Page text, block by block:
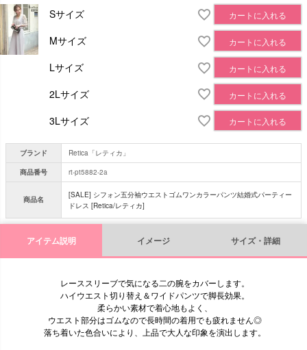
Sサイズ
カートに入れる
Mサイズ カートに入れる
Lサイズ カートに入れる
2Lサイズ カートに入れる
3Lサイズ カートに入れる
ブランド
Retica「レティカ」
商品番号
rt-pt5882-2a
商品名
[SALE] シフォン五分袖ウエストゴムワンカラーパンツ結婚式パーティー
ドレス [Retica/レティカ]
アイテム説明 イメージ サイズ・詳細
レーススリーブで気になる二の腕をカバーします。
ハイウエスト切り替え＆ワイドパンツで脚長効果。
柔らかい素材で着心地もよく、
ウエスト部分はゴムなので長時間の着用でも疲れません◎
落ち着いた色合いにより、上品で大人な印象を演出します。